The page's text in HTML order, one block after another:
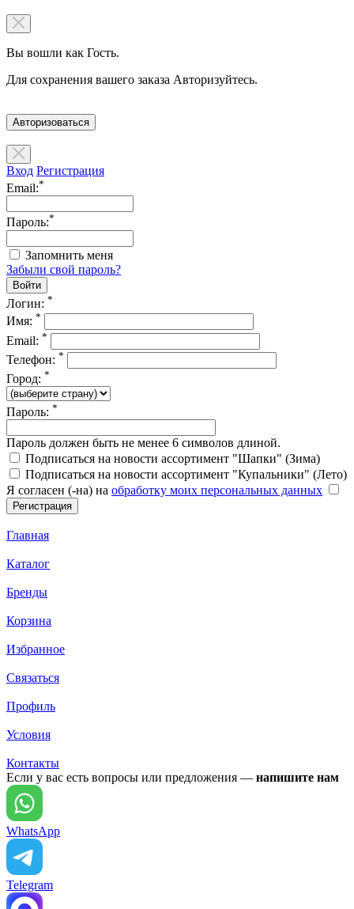
Вы вошли как Гость.
Для сохранения вашего заказа Авторизуйтесь.
Авторизоваться
Вход Регистрация
Email:*
Пароль:*
Запомнить меня
Забыли свой пароль?
Логин: *
Имя: *
Email: *
Телефон: *
Город: *
Пароль: *
Пароль должен быть не менее 6 символов длиной.
Подписаться на новости ассортимент "Шапки" (Зима)
Подписаться на новости ассортимент "Купальники" (Лето)
Я согласен (-на) на обработку моих персональных данных
Главная
Каталог
Бренды
Корзина
Избранное
Связаться
Профиль
Условия
Контакты
Если у вас есть вопросы или предложения — напишите нам
WhatsApp
Telegram